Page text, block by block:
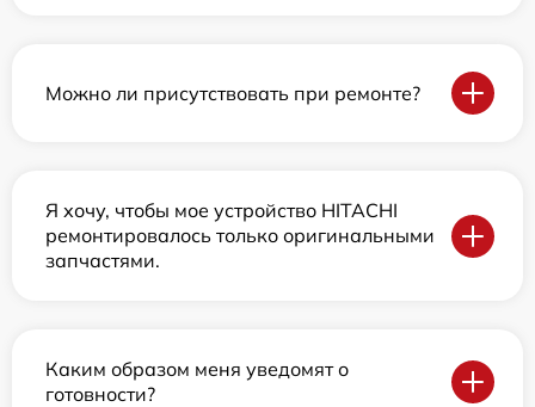
Можно ли присутствовать при ремонте?
Я хочу, чтобы мое устройство HITACHI
ремонтировалось только оригинальными
запчастями.
Каким образом меня уведомят о
готовности?